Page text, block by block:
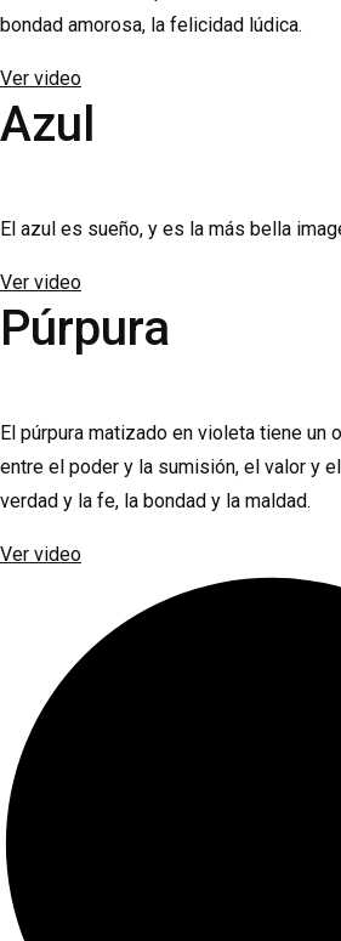
bondad amorosa, la felicidad lúdica.
Ver video
Azul
El azul es sueño, y es la más bella
Ver video
Púrpura
El púrpura matizado en violeta tiene un
entre el poder y la sumisión, el valor y
verdad y la fe, la bondad y la maldad.
Ver video